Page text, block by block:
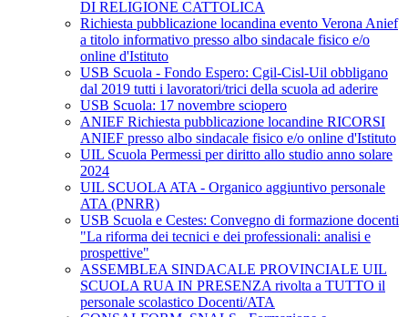
DI RELIGIONE CATTOLICA
Richiesta pubblicazione locandina evento Verona Anief
a titolo informativo presso albo sindacale fisico e/o
online d'Istituto
USB Scuola - Fondo Espero: Cgil-Cisl-Uil obbligano
dal 2019 tutti i lavoratori/trici della scuola ad aderire
USB Scuola: 17 novembre sciopero
ANIEF Richiesta pubblicazione locandine RICORSI
ANIEF presso albo sindacale fisico e/o online d'Istituto
UIL Scuola Permessi per diritto allo studio anno solare
2024
UIL SCUOLA ATA - Organico aggiuntivo personale
ATA (PNRR)
USB Scuola e Cestes: Convegno di formazione docenti
"La riforma dei tecnici e dei professionali: analisi e
prospettive"
ASSEMBLEA SINDACALE PROVINCIALE UIL
SCUOLA RUA IN PRESENZA rivolta a TUTTO il
personale scolastico Docenti/ATA